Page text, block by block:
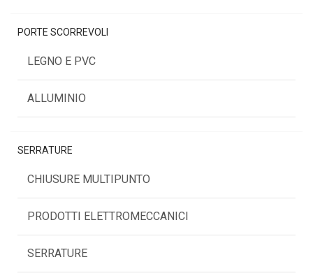
PORTE SCORREVOLI
LEGNO E PVC
ALLUMINIO
SERRATURE
CHIUSURE MULTIPUNTO
PRODOTTI ELETTROMECCANICI
SERRATURE